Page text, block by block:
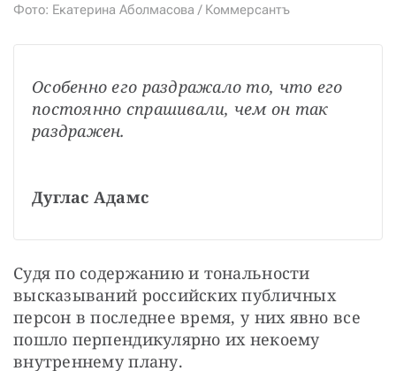
Фото: Екатерина Аболмасова / Коммерсантъ
Особенно его раздражало то, что его
постоянно спрашивали, чем он так
раздражен.
Дуглас Адамс
Судя по содержанию и тональности
высказываний российских публичных
персон в последнее время, у них явно все
пошло перпендикулярно их некоему
внутреннему плану.